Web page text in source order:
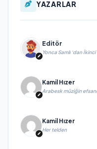
YAZARLAR
Editör
Yonca Samlı ‘dan
Kamil Hızer
Arabesk müziğin
Kamil Hızer
Her telden